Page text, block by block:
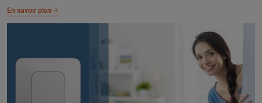
En savoir plus